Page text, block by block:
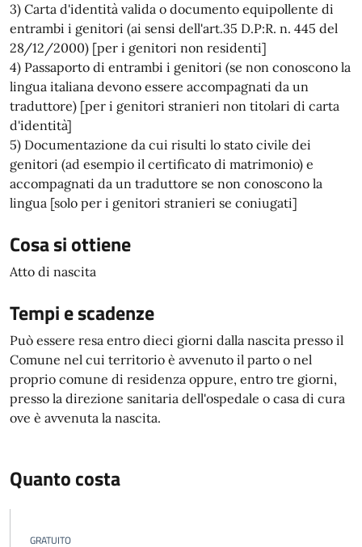
3) Carta d'identità valida o documento equipollente di
entrambi i genitori (ai sensi dell'art.35 D.P:R. n. 445 del
28/12/2000) [per i genitori non residenti]
4) Passaporto di entrambi i genitori (se non conoscono la
lingua italiana devono essere accompagnati da un
traduttore) [per i genitori stranieri non titolari di carta
d'identità]
5) Documentazione da cui risulti lo stato civile dei
genitori (ad esempio il certificato di matrimonio) e
accompagnati da un traduttore se non conoscono la
lingua [solo per i genitori stranieri se coniugati]
Cosa si ottiene
Atto di nascita
Tempi e scadenze
Può essere resa entro dieci giorni dalla nascita presso il
Comune nel cui territorio è avvenuto il parto o nel
proprio comune di residenza oppure, entro tre giorni,
presso la direzione sanitaria dell'ospedale o casa di cura
ove è avvenuta la nascita.
Quanto costa
GRATUITO